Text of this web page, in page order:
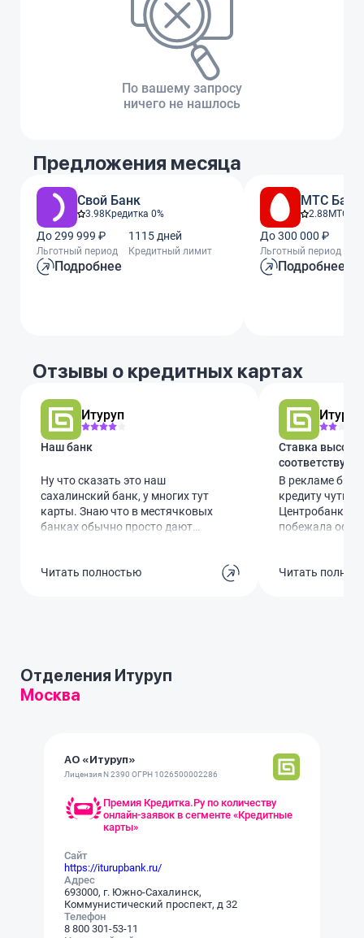
По вашему запросу
ничего не нашлось
Предложения месяца
Свой Банк
3.98 Кредитка 0%
До 299 999 ₽
Льготный период
1115 дней
Кредитный лимит
Подробнее
МТС Банк
2.88 МТС
До 300 000 ₽
Льготный период
Подробнее
Отзывы о кредитных картах
Итуруп
Наш банк
Ну что сказать это наш
сахалинский банк, у многих тут
карты. Знаю что в местячковых
банках обычно просто дают
карта. Но Итуруп не такой, тут
раз это минус
Читать полностью
Итуруп
Ставка
соответствует
В рекламе
кредиту чуть
Центробанка
побежала
листки где уже
Читать
Отделения Итуруп
Москва
АО «Итуруп»
Лицензия N 2390 ОГРН 1026500002286
Премия Кредитка.Ру по количеству
онлайн-заявок в сегменте «Кредитные
карты»
Сайт
https://iturupbank.ru/
Адрес
693000, г. Южно-Сахалинск,
Коммунистический проспект, д 32
Телефон
8 800 301-53-11